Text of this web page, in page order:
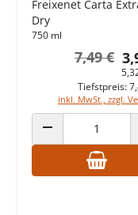
Freixenet Carta
Dry
750 ml
7,49 €
inkl. MwSt., zzgl.
Tiefstpreis:
ANZAHL